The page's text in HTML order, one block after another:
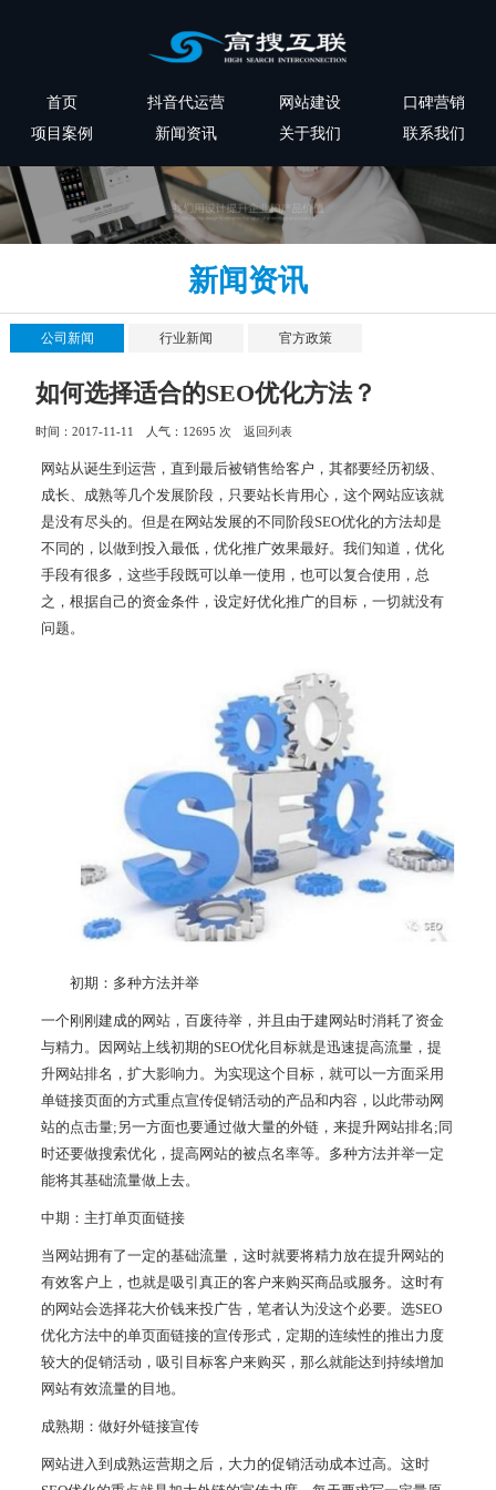
首页 抖音代运营 网站建设
口碑营销
项目案例
新闻资讯 关于我们 联系我们
新闻资讯
公司新闻 行业新闻 官方政策
如何选择适合的SEO优化方法？
时间：2017-11-11 人气： 12695 次 返回列表
网站从诞生到运营，直到最后被销售给客户，其都要经历初级、
成长、成熟等几个发展阶段，只要站长肯用心，这个网站应该就
是没有尽头的。但是在网站发展的不同阶段SEO优化的方法却是
不同的，以做到投入最低，优化推广效果最好。我们知道，优化
手段有很多，这些手段既可以单一使用，也可以复合使用，总
之，根据自己的资金条件，设定好优化推广的目标，一切就没有
问题。
初期：多种方法并举
一个刚刚建成的网站，百废待举，并且由于建网站时消耗了资金
与精力。因网站上线初期的SEO优化目标就是迅速提高流量，提
升网站排名，扩大影响力。为实现这个目标，就可以一方面采用
单链接页面的方式重点宣传促销活动的产品和内容，以此带动网
站的点击量;另一方面也要通过做大量的外链，来提升网站排名;同
时还要做搜索优化，提高网站的被点名率等。多种方法并举一定
能将其基础流量做上去。
中期：主打单页面链接
当网站拥有了一定的基础流量，这时就要将精力放在提升网站的
有效客户上，也就是吸引真正的客户来购买商品或服务。这时有
的网站会选择花大价钱来投广告，笔者认为没这个必要。选SEO
优化方法中的单页面链接的宣传形式，定期的连续性的推出力度
较大的促销活动，吸引目标客户来购买，那么就能达到持续增加
网站有效流量的目地。
成熟期：做好外链接宣传
网站进入到成熟运营期之后，大力的促销活动成本过高。这时